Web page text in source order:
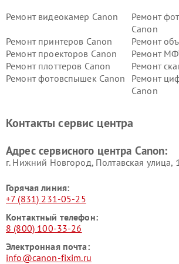
Ремонт видеокамер Canon
Ремонт
Canon
Ремонт принтеров Canon
Ремонт
Ремонт проекторов Canon
Ремонт
Ремонт плоттеров Canon
Ремонт
Ремонт фотовспышек Canon
Ремонт
Canon
Контакты сервис центра
Адрес сервисного центра Canon:
г. Нижний Новгород, Полтавская улица,
Горячая линия:
+7 (831) 231-05-25
Контактный телефон:
8 (800) 100-33-26
Электронная почта:
info@canon-fixim.ru